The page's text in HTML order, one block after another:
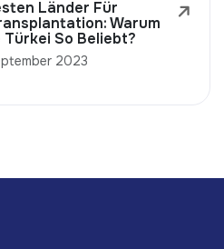
Länder Für
Warum
Türkei So Beliebt?
2023